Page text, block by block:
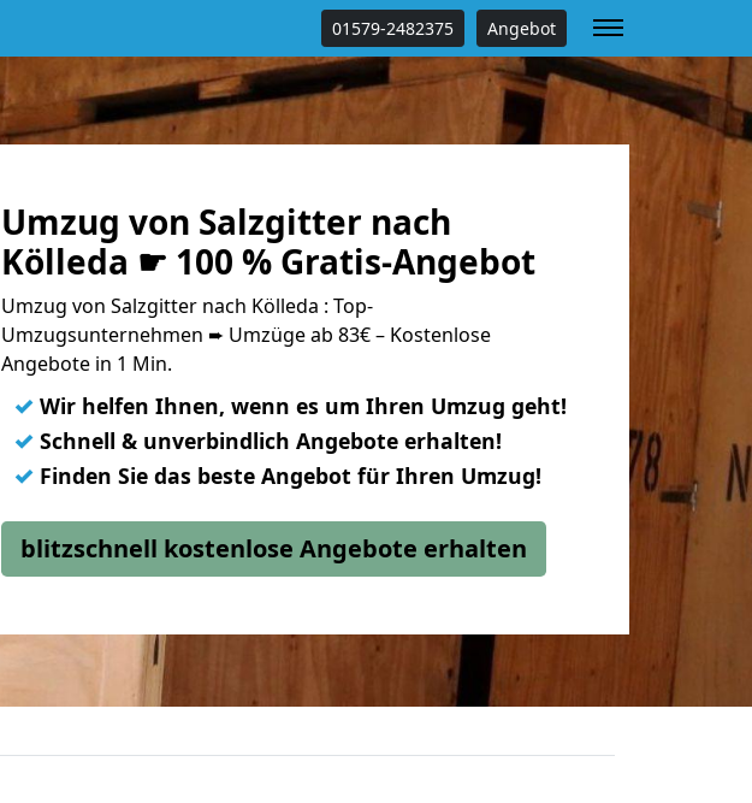
01579-2482375 Angebot
Umzug von Salzgitter nach
Kölleda ☛ 100 % Gratis-Angebot
Umzug von Salzgitter nach Kölleda : Top-
Umzugsunternehmen ➨ Umzüge ab 83€ – Kostenlose
Angebote in 1 Min.
✓ Wir helfen Ihnen, wenn es um Ihren Umzug geht!
✓ Schnell & unverbindlich Angebote erhalten!
✓ Finden Sie das beste Angebot für Ihren Umzug!
blitzschnell kostenlose Angebote erhalten